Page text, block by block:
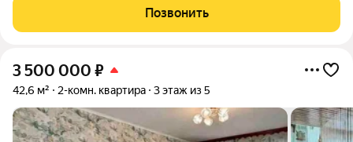
Псковского застройщика ГК «Реставрационная мастерская»!
(дата основания 1946 год)
Позвонить
3 500 000 ₽
42,6 м² 2-комн. квартира 3 этаж из 5